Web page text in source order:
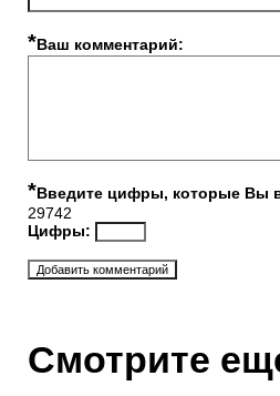
*Ваш комментарий:
*Введите цифры, которые Вы
29742
Цифры:
Смотрите